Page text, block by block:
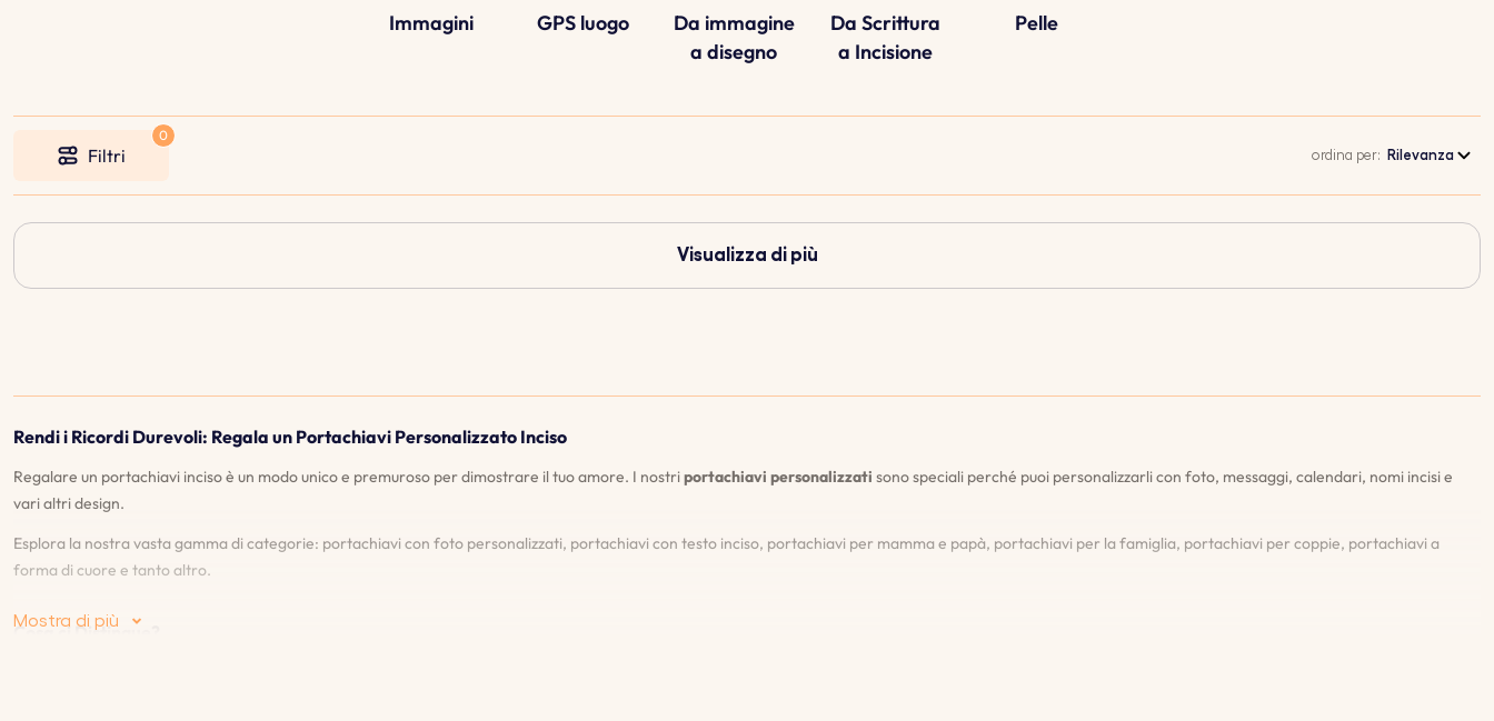
Immagini GPS luogo
Da immagine
a disegno
Da Scrittura
a Incisione
Pelle
Filtri ordina per: Rilevanza
Visualizza di più
Rendi i Ricordi Durevoli: Regala un Portachiavi Personalizzato Inciso
Regalare un portachiavi inciso è un modo unico e premuroso per dimostrare il tuo amore. I nostriportachiavi personalizzati sono speciali perché puoi personalizzarli con foto, messaggi, calendari, nomi incisi e
vari altri design.
Esplora la nostra vasta gamma di categorie: portachiavi con foto personalizzati, portachiavi con testo inciso, portachiavi per mamma e papà, portachiavi per la famiglia, portachiavi per coppie, portachiavi a
forma di cuore e tanto altro.
Cosa ci Distingue?
Mostra di più